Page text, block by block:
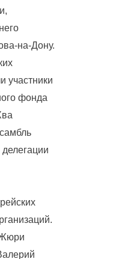
на-Дону.
участники
фонда